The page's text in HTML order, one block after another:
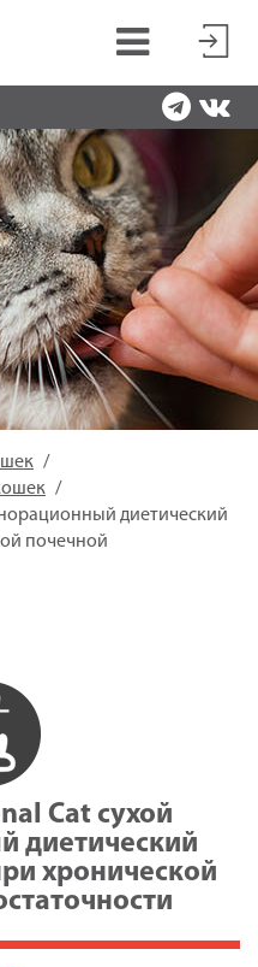
диетический
почечной
диетический
хронической